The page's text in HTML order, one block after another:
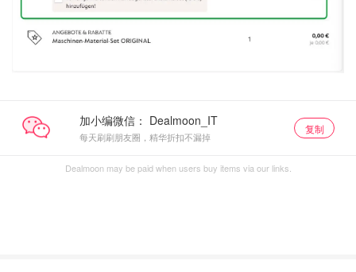
加小编微信：
每天刷刷朋友圈，精华折扣不漏掉
复制
Dealmoon may be paid when users buy items via our links.